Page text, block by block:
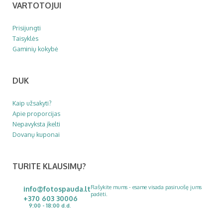
VARTOTOJUI
Prisijungti
Taisyklės
Gaminių kokybė
DUK
Kaip užsakyti?
Apie proporcijas
Nepavyksta įkelti
Dovanų kuponai
TURITE KLAUSIMŲ?
info@fotospauda.lt
+370 603 30006
9:00 - 18:00 d.d.
Rašykite mums - esame visada pasiruošę jums
padėti.